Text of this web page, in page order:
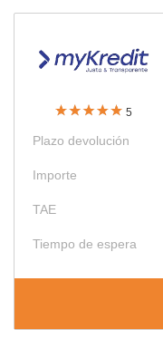
5
Plazo devolución
Importe
TAE
Tiempo de espera